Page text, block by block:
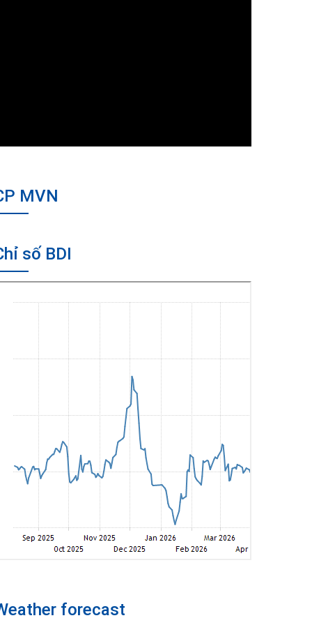
MVN
số BDI
forecast